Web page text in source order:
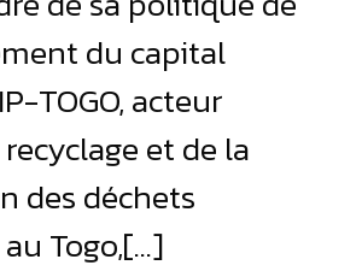
du capital
TOGO, acteur
et de la
des déchets
Togo,[…]